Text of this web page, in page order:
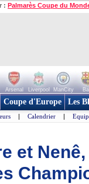
: Palmarès Coupe du
Arsenal Liverpool ManCity
Coupe d'Europe Les
| Calendrier |
et